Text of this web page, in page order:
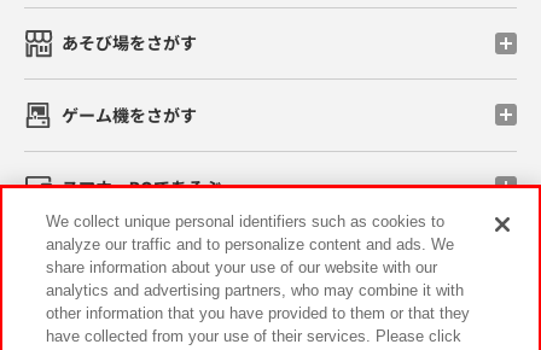
あそび場をさがす
ゲーム機をさがす
スマホ・PCであそぶ
イベント・キャンペーン
We collect unique personal identifiers such as cookies to
analyze our traffic and to personalize content and ads. We
share information about your use of our website with our
analytics and advertising partners, who may combine it with
other information that you have provided to them or that they
have collected from your use of their services. Please click